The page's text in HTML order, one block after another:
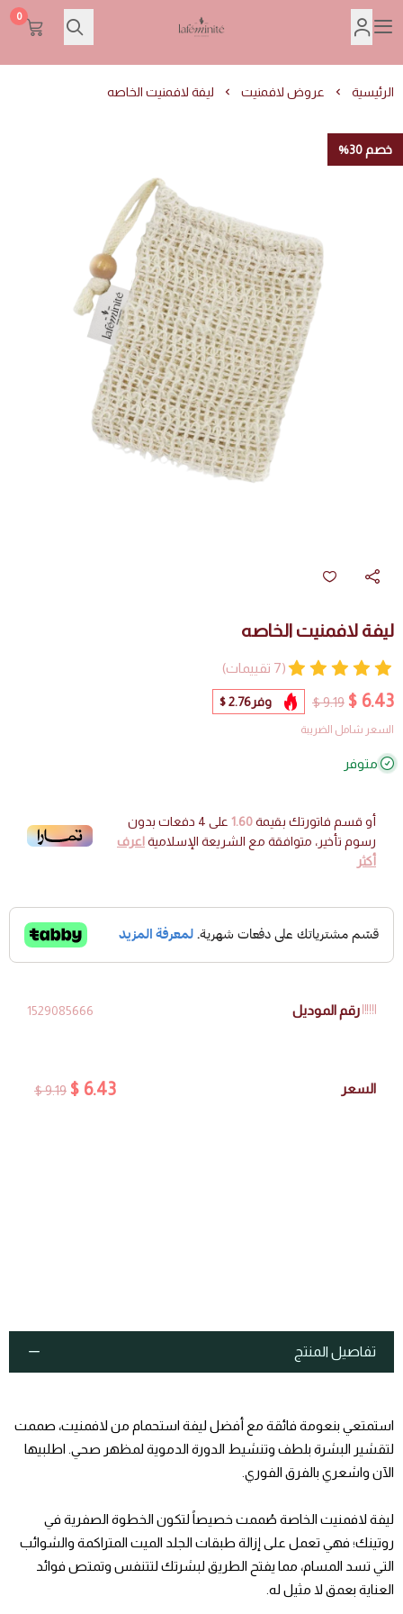
Lafeminite | لافمنيت
0
الرئيسية عروض لافمنيت ليفة لافمنيت الخاصه
خصم 30%
ليفة لافمنيت الخاصه
(7 تقييمات)
6.43 $
9.19 $ وفر2.76 $
السعر شامل الضريبة
متوفر
أو قسم فاتورتك بقيمة1.60 على 4 دفعات بدون
رسوم تأخير، متوافقة مع الشريعة الإسلامية اعرف
أكثر
رقم الموديل 1529085666
السعر 6.43 $
9.19 $
تفاصيل المنتج
استمتعي بنعومة فائقة مع أفضل ليفة استحمام من لافمنيت، صممت
لتقشير البشرة بلطف وتنشيط الدورة الدموية لمظهر صحي. اطلبيها
الآن واشعري بالفرق الفوري.
ليفة لافمنيت الخاصة صُممت خصيصاً لتكون الخطوة الصفرية في
روتينك؛ فهي تعمل على إزالة طبقات الجلد الميت المتراكمة والشوائب
التي تسد المسام، مما يفتح الطريق لبشرتك لتتنفس وتمتص فوائد
العناية بعمق لا مثيل له.